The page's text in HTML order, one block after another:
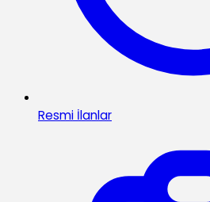
Resmi İlanlar